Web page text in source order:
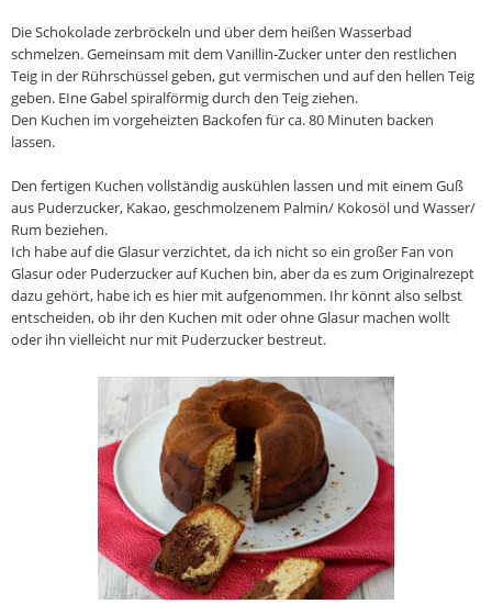
Die Schokolade zerbröckeln und über dem heißen Wasserbad
schmelzen. Gemeinsam mit dem Vanillin-Zucker unter den restlichen
Teig in der Rührschüssel geben, gut vermischen und auf den hellen Teig
geben. EIne Gabel spiralförmig durch den Teig ziehen.
Den Kuchen im vorgeheizten Backofen für ca. 80 Minuten backen
lassen.
Den fertigen Kuchen vollständig auskühlen lassen und mit einem Guß
aus Puderzucker, Kakao, geschmolzenem Palmin/ Kokosöl und Wasser/
Rum beziehen.
Ich habe auf die Glasur verzichtet, da ich nicht so ein großer Fan von
Glasur oder Puderzucker auf Kuchen bin, aber da es zum Originalrezept
dazu gehört, habe ich es hier mit aufgenommen. Ihr könnt also selbst
entscheiden, ob ihr den Kuchen mit oder ohne Glasur machen wollt
oder ihn vielleicht nur mit Puderzucker bestreut.